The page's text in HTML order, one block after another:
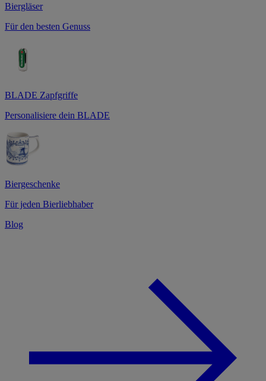
Biergläser
Für den besten Genuss
BLADE Zapfgriffe
Personalisiere dein BLADE
Biergeschenke
Für jeden Bierliebhaber
Blog